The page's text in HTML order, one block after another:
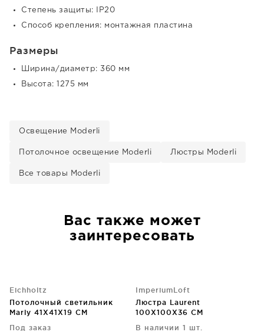
Степень защиты: IP20
Способ крепления: монтажная пластина
Размеры
Ширина/диаметр: 360 мм
Высота: 1275 мм
Освещение Moderli
Потолочное освещение Moderli Люстры Moderli
Все товары Moderli
Вас также может
заинтересовать
Eichholtz
Потолочный светильник
Marly 41X41X19 CM
Под заказ
ImperiumLoft
Люстра Laurent
100X100X36 CM
В наличии 1 шт.